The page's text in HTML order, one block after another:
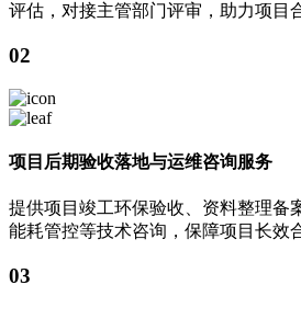
评估，对接主管部门评审，助力项目
02
项目后期验收落地与运维咨询服务
提供项目竣工环保验收、资料整理备
能耗管控等技术咨询，保障项目长效
03